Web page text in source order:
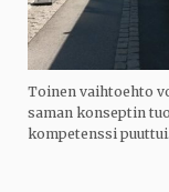
Toinen vaihtoehto
saman konseptin
kompetenssi puuttui.